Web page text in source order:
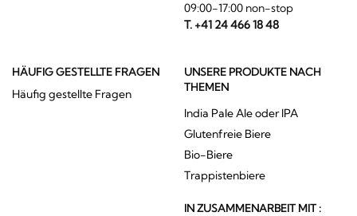
09:00-17:00 non-stop
T. +41 24 466 18 48
HÄUFIG GESTELLTE FRAGEN
Häufig gestellte Fragen
UNSERE PRODUKTE NACH
THEMEN
India Pale Ale oder IPA
Glutenfreie Biere
Bio-Biere
Trappistenbiere
IN ZUSAMMENARBEIT MIT :